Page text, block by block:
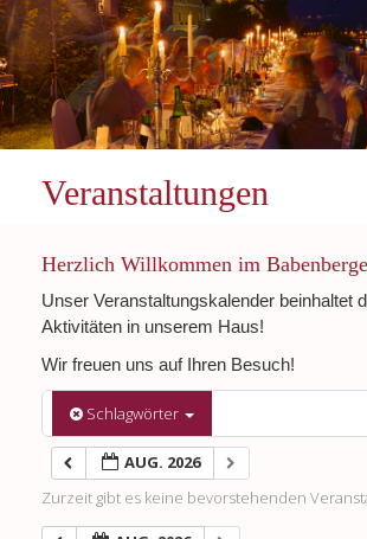
Veranstaltungen
Herzlich Willkommen im
Unser Veranstaltungskalender beinhaltet
Aktivitäten in unserem Haus!
Wir freuen uns auf Ihren Besuch!
Schlagwörter
AUG. 2026
Zurzeit gibt es keine bevorstehenden